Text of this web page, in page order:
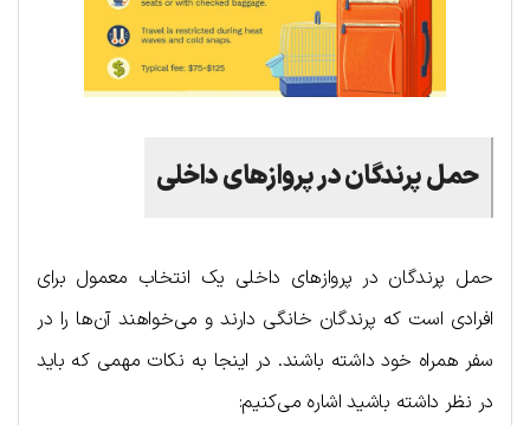
حمل پرندگان در پروازهای داخلی
حمل پرندگان در پروازهای داخلی یک انتخاب معمول برای
افرادی است که پرندگان خانگی دارند و می‌خواهند آن‌ها را در
سفر همراه خود داشته باشند. در اینجا به نکات مهمی که باید
در نظر داشته باشید اشاره می‌کنیم: